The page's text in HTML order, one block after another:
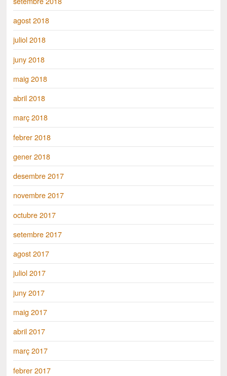
agost 2018
juliol 2018
juny 2018
maig 2018
abril 2018
març 2018
febrer 2018
gener 2018
desembre 2017
novembre 2017
octubre 2017
setembre 2017
agost 2017
juliol 2017
juny 2017
maig 2017
abril 2017
març 2017
febrer 2017